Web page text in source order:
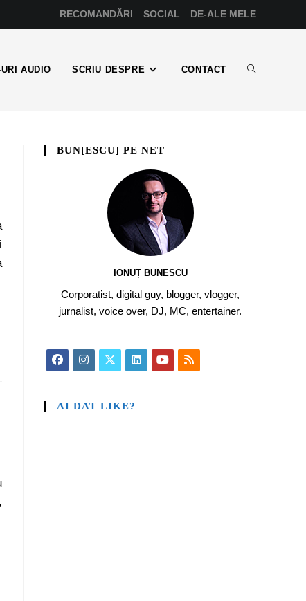
RECOMANDĂRI SOCIAL DE-ALE MELE
AUDIO SCRIU DESPRE CONTACT
BUN[ESCU] PE NET
IONUȚ BUNESCU
Corporatist, digital guy, blogger, vlogger,
jurnalist, voice over, DJ, MC, entertainer.
AI DAT LIKE?